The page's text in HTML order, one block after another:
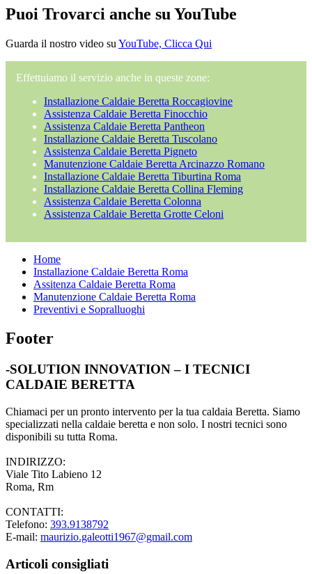
Puoi Trovarci anche su YouTube
Guarda il nostro video su YouTube, Clicca Qui
Effettuiamo il servizio anche in queste zone:
Installazione Caldaie Beretta Roccagiovine
Assistenza Caldaie Beretta Finocchio
Assistenza Caldaie Beretta Pantheon
Installazione Caldaie Beretta Tuscolano
Assistenza Caldaie Beretta Pigneto
Manutenzione Caldaie Beretta Arcinazzo Romano
Installazione Caldaie Beretta Tiburtina Roma
Installazione Caldaie Beretta Collina Fleming
Assistenza Caldaie Beretta Colonna
Assistenza Caldaie Beretta Grotte Celoni
Home
Installazione Caldaie Beretta Roma
Assitenza Caldaie Beretta Roma
Manutenzione Caldaie Beretta Roma
Preventivi e Sopralluoghi
Footer
-SOLUTION INNOVATION – I TECNICI
CALDAIE BERETTA
Chiamaci per un pronto intervento per la tua caldaia Beretta. Siamo
specializzati nella caldaie beretta e non solo. I nostri tecnici sono
disponibili su tutta Roma.
INDIRIZZO:
Viale Tito Labieno 12
Roma, Rm
CONTATTI:
Telefono: 393.9138792
E-mail: maurizio.galeotti1967@gmail.com
Articoli consigliati